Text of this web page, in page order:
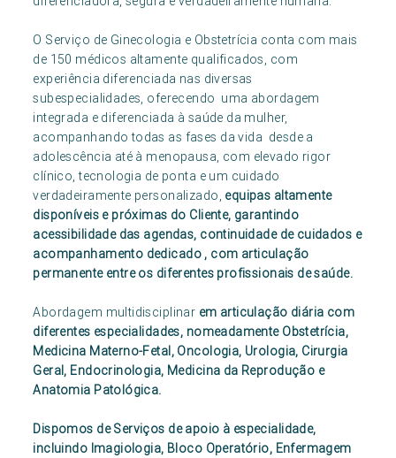
O Serviço de Ginecologia e Obstetrícia conta com mais
de 150 médicos altamente qualificados, com
experiência diferenciada nas diversas
subespecialidades, oferecendo uma abordagem
integrada e diferenciada à saúde da mulher,
acompanhando todas as fases da vida desde a
adolescência até à menopausa, com elevado rigor
clínico, tecnologia de ponta e um cuidado
verdadeiramente personalizado, equipas altamente
disponíveis e próximas do Cliente, garantindo
acessibilidade das agendas, continuidade de cuidados e
acompanhamento dedicado , com articulação
permanente entre os diferentes profissionais de saúde.
Abordagem multidisciplinar em articulação diária com
diferentes especialidades, nomeadamente Obstetrícia,
Medicina Materno-Fetal, Oncologia, Urologia, Cirurgia
Geral, Endocrinologia, Medicina da Reprodução e
Anatomia Patológica.
Dispomos de Serviços de apoio à especialidade,
incluindo Imagiologia, Bloco Operatório, Enfermagem